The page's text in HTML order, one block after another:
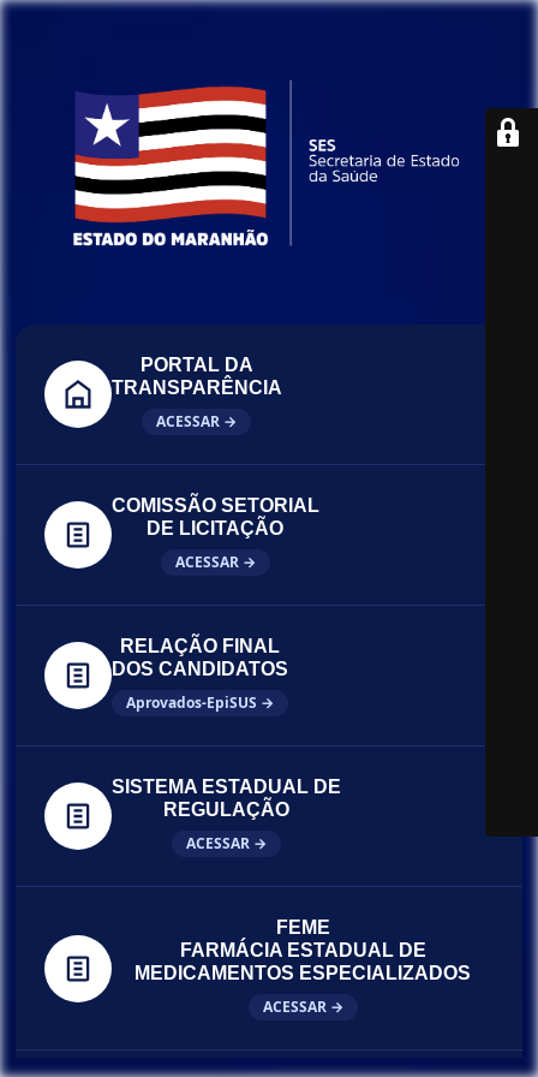
PORTAL DA
TRANSPARÊNCIA
ACESSAR →
COMISSÃO SETORIAL
DE LICITAÇÃO
ACESSAR →
RELAÇÃO FINAL
DOS CANDIDATOS
Aprovados-EpiSUS →
SISTEMA ESTADUAL DE
REGULAÇÃO
ACESSAR →
FEME
FARMÁCIA ESTADUAL DE
MEDICAMENTOS ESPECIALIZADOS
ACESSAR →